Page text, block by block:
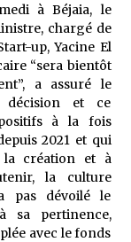
les contes et à
à Béjaia, le
chargé de
up, Yacine El
“sera bientôt
a assuré le
décision et ce
à la fois
2021 et qui
création et à
la culture
pas dévoilé le
sa pertinence,
avec le fonds